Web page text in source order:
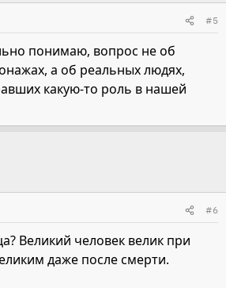
#5
понимаю, вопрос не об
а об реальных людях,
какую-то роль в нашей
#6
Великий человек велик при
даже после смерти.